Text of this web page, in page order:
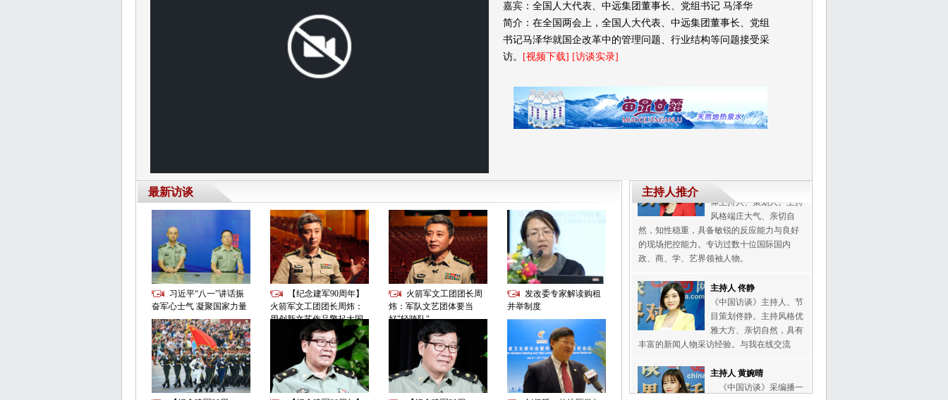
嘉宾：全国人大代表、中远集团董事长、党组书记 马泽华
简介：在全国两会上，全国人大代表、中远集团董事长、党组
书记马泽华就国企改革中的管理问题、行业结构等问题接受采
访。
[视频下载] [访谈实录]